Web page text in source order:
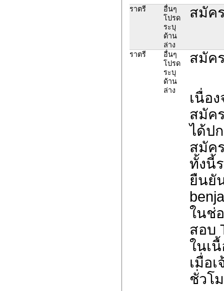
ราตรี
อื่นๆ
โปรด
ระบุ
ด้าน
ล่าง
สมัค
ราตรี
อื่นๆ
โปรด
ระบุ
ด้าน
ล่าง
สมัค
เนื่อ
สมัค
ได้ป
สมัค
ทั้งนี้
ยืนยั
ในช่
สอบ
ในเ
เมื่อ
ชั่วโ